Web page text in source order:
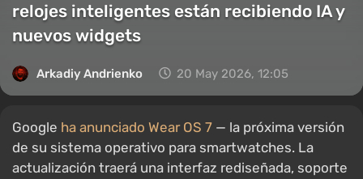
relojes inteligentes están recibiendo IA y
nuevos widgets
Arkadiy Andrienko 20 May 2026, 12:05
Google ha anunciado Wear OS 7 — la próxima versión
de su sistema operativo para smartwatches. La
actualización traerá una interfaz rediseñada, soporte